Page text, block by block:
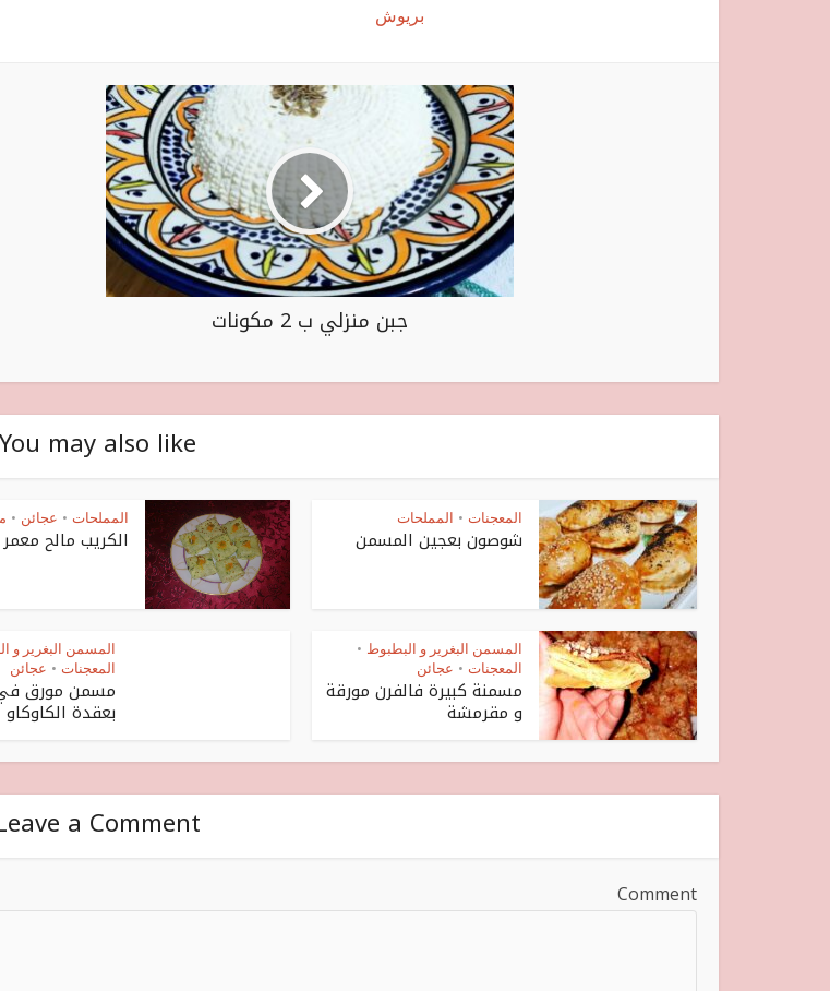
بريوش
جبن منزلي ب 2 مكونات
You may also like
المعجنات • المملحات
شوصون بعجين المسمن
المملحات • عجائن •
الكريب مالح
المسمن البغرير و البطبوط •
المعجنات • عجائن
مسمنة كبيرة فالفرن مورقة
و مقرمشة
المسمن البغرير و
المعجنات • عجائن
مسمن مورق
بعقدة الكاوكاو
a Comment
Comment